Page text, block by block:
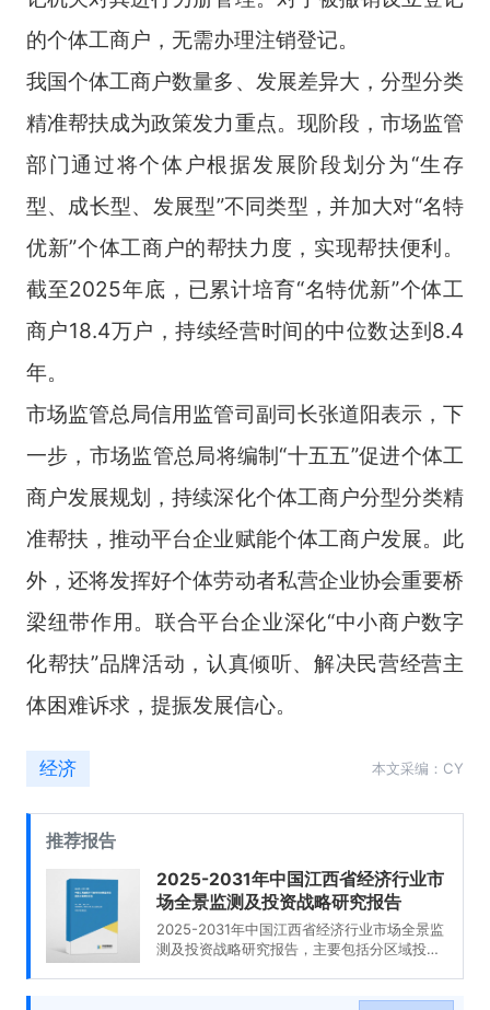
的个体工商户，无需办理注销登记。
我国个体工商户数量多、发展差异大，分型分类
精准帮扶成为政策发力重点。现阶段，市场监管
部门通过将个体户根据发展阶段划分为“生存
型、成长型、发展型”不同类型，并加大对“名特
优新”个体工商户的帮扶力度，实现帮扶便利。
截至2025年底，已累计培育“名特优新”个体工
商户18.4万户，持续经营时间的中位数达到8.4
年。
市场监管总局信用监管司副司长张道阳表示，下
一步，市场监管总局将编制“十五五”促进个体工
商户发展规划，持续深化个体工商户分型分类精
准帮扶，推动平台企业赋能个体工商户发展。此
外，还将发挥好个体劳动者私营企业协会重要桥
梁纽带作用。联合平台企业深化“中小商户数字
化帮扶”品牌活动，认真倾听、解决民营经营主
体困难诉求，提振发展信心。
经济 本文采编：CY
推荐报告
2025-2031年中国江西省经济行业市
场全景监测及投资战略研究报告
2025-2031年中国江西省经济行业市场全景监
测及投资战略研究报告，主要包括分区域投资